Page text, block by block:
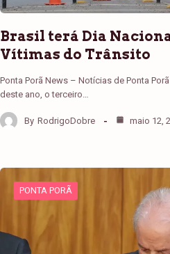
Brasil terá Dia
Vítimas do Trânsito
Ponta Porã News – Notícias de Ponta
deste ano, o terceiro…
By RodrigoDobre maio 12,
PONTA PORÃ